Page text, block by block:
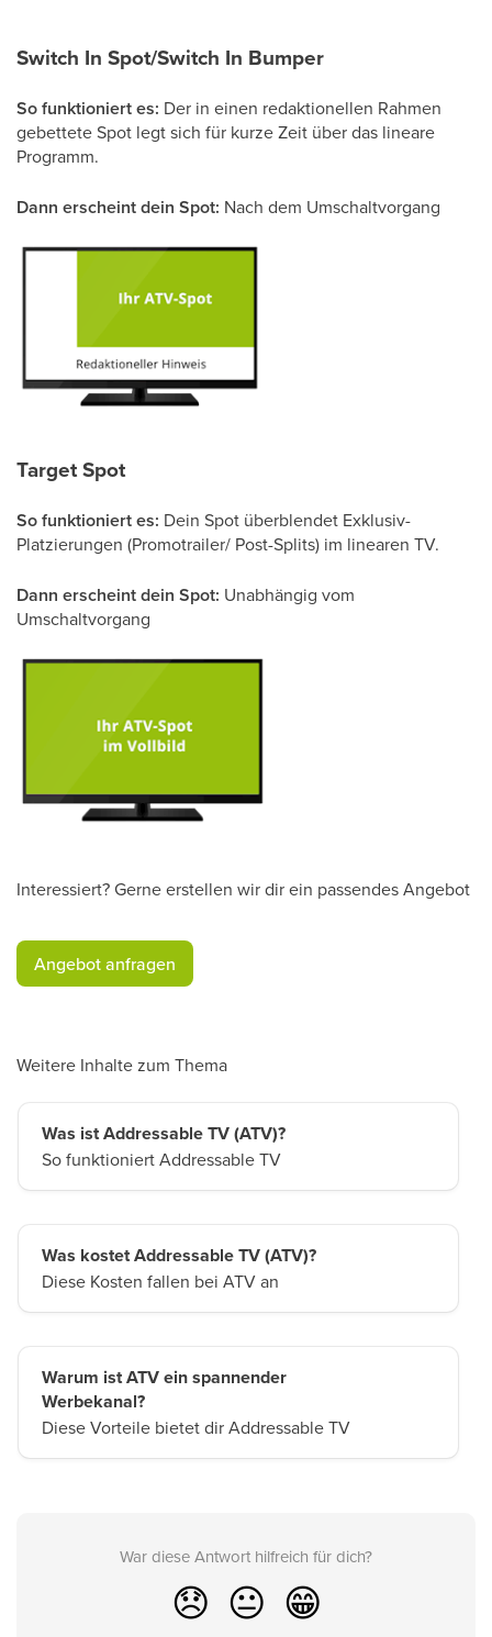
Switch In Spot/Switch In Bumper
So funktioniert es: Der in einen redaktionellen Rahmen
gebettete Spot legt sich für kurze Zeit über das lineare
Programm.
Dann erscheint dein Spot: Nach dem Umschaltvorgang
Target Spot
So funktioniert es: Dein Spot überblendet Exklusiv-
Platzierungen (Promotrailer/ Post-Splits) im linearen TV.
Dann erscheint dein Spot: Unabhängig vom
Umschaltvorgang
Interessiert? Gerne erstellen wir dir ein passendes Angebot
​Angebot anfragen​
Weitere Inhalte zum Thema
Was ist Addressable TV (ATV)?
So funktioniert Addressable TV
Was kostet Addressable TV (ATV)?
Diese Kosten fallen bei ATV an
Warum ist ATV ein spannender
Werbekanal?
Diese Vorteile bietet dir Addressable TV
War diese Antwort hilfreich für dich?
😞 😐 😁